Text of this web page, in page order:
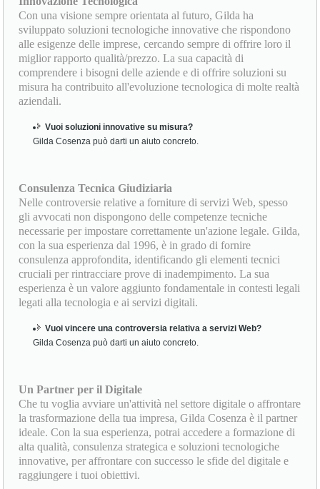
Con una visione sempre orientata al futuro, Gilda ha
sviluppato soluzioni tecnologiche innovative che rispondono
alle esigenze delle imprese, cercando sempre di offrire loro il
miglior rapporto qualità/prezzo. La sua capacità di
comprendere i bisogni delle aziende e di offrire soluzioni su
misura ha contribuito all'evoluzione tecnologica di molte realtà
aziendali.
Vuoi soluzioni innovative su misura?
Gilda Cosenza può darti un aiuto concreto.
Consulenza Tecnica Giudiziaria
Nelle controversie relative a forniture di servizi Web, spesso
gli avvocati non dispongono delle competenze tecniche
necessarie per impostare correttamente un'azione legale. Gilda,
con la sua esperienza dal 1996, è in grado di fornire
consulenza approfondita, identificando gli elementi tecnici
cruciali per rintracciare prove di inadempimento. La sua
esperienza è un valore aggiunto fondamentale in contesti legali
legati alla tecnologia e ai servizi digitali.
Vuoi vincere una controversia relativa a servizi Web?
Gilda Cosenza può darti un aiuto concreto.
Un Partner per il Digitale
Che tu voglia avviare un'attività nel settore digitale o affrontare
la trasformazione della tua impresa, Gilda Cosenza è il partner
ideale. Con la sua esperienza, potrai accedere a formazione di
alta qualità, consulenza strategica e soluzioni tecnologiche
innovative, per affrontare con successo le sfide del digitale e
raggiungere i tuoi obiettivi.